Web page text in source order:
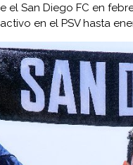
el San Diego FC en
en el PSV hasta